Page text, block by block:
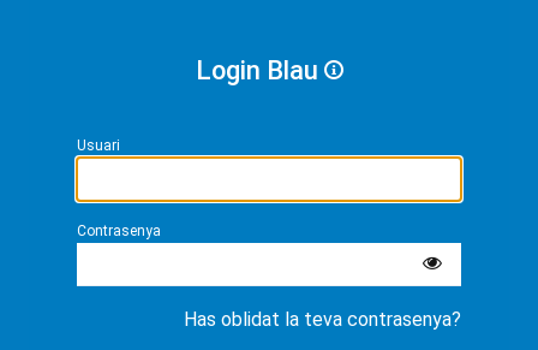
Login Blau
Usuari
Contrasenya
Has oblidat la teva contrasenya?